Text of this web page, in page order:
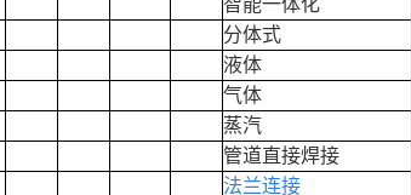
智能一体化
分体式
液体
气体
蒸汽
管道直接焊接
法兰连接